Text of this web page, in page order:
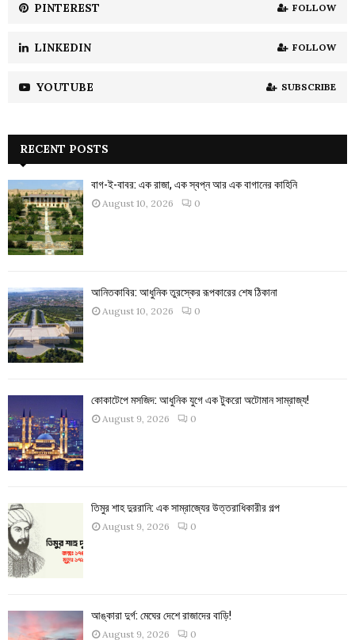
PINTEREST FOLLOW
LINKEDIN FOLLOW
YOUTUBE SUBSCRIBE
RECENT POSTS
বাগ-ই-বাবর: এক রাজা, এক স্বপ্ন আর এক বাগানের কাহিনি
August 10, 2026 0
আনিতকাবির: আধুনিক তুরস্কের রূপকারের শেষ ঠিকানা
August 10, 2026 0
কোকাটেপে মসজিদ: আধুনিক যুগে এক টুকরো অটোমান সাম্রাজ্য!
August 9, 2026 0
তিমুর শাহ দুররানি: এক সাম্রাজ্যের উত্তরাধিকারীর গল্প
August 9, 2026 0
আঙ্কারা দুর্গ: মেঘের দেশে রাজাদের বাড়ি!
August 9, 2026 0